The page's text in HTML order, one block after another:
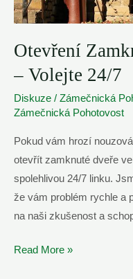
Otevření
– Volejte 24/7
Diskuze / Zámečnická
Zámečnická Pohotovost
Pokud vám hrozí
otevřít zamknuté dveře
spolehlivou 24/7 linku.
že vám problém rychle a
na naši zkušenost a
Otevření
Read More »